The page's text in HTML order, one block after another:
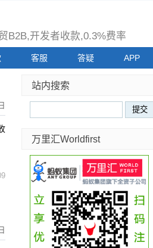
B2B,开发者收款,0.3%费率
客服 答疑 APP
站内搜索
万里汇Worldfirst